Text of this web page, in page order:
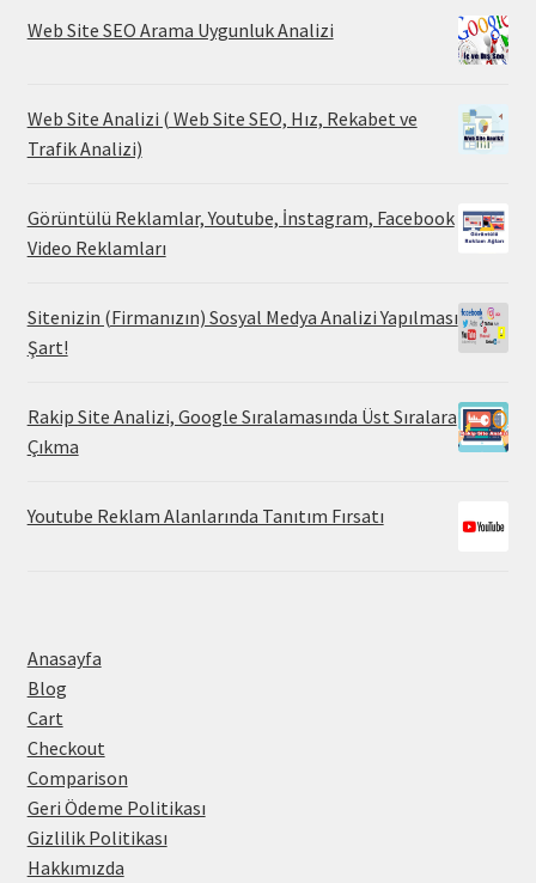
Web Site SEO Arama Uygunluk Analizi
Web Site Analizi ( Web Site SEO, Hız, Rekabet ve
Trafik Analizi)
Görüntülü Reklamlar, Youtube, İnstagram, Facebook
Video Reklamları
Sitenizin (Firmanızın) Sosyal Medya Analizi Yapılması
Şart!
Rakip Site Analizi, Google Sıralamasında Üst Sıralara
Çıkma
Youtube Reklam Alanlarında Tanıtım Fırsatı
Anasayfa
Blog
Cart
Checkout
Comparison
Geri Ödeme Politikası
Gizlilik Politikası
Hakkımızda